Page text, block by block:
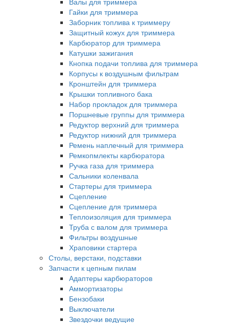
Гайки для триммера
Заборник топлива к триммеру
Защитный кожух для триммера
Карбюратор для триммера
Катушки зажигания
Кнопка подачи топлива для триммера
Корпусы к воздушным фильтрам
Кронштейн для триммера
Крышки топливного бака
Набор прокладок для триммера
Поршневые группы для триммера
Редуктор верхний для триммера
Редуктор нижний для триммера
Ремень наплечный для триммера
Ремкопмлекты карбюратора
Ручка газа для триммера
Сальники коленвала
Стартеры для триммера
Сцепление
Сцепление для триммера
Теплоизоляция для триммера
Труба с валом для триммера
Фильтры воздушные
Храповики стартера
Столы, верстаки, подставки
Запчасти к цепным пилам
Адаптеры карбюраторов
Аммортизаторы
Бензобаки
Выключатели
Звездочки ведущие